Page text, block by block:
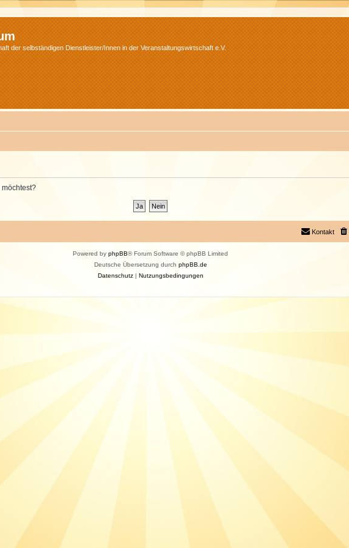
der selbständigen Dienstleister/Innen in der Veranstaltungswirtschaft e.V.
Kontakt
Powered by phpBB® Forum Software © phpBB Limited
Deutsche Übersetzung durch phpBB.de
Datenschutz| Nutzungsbedingungen